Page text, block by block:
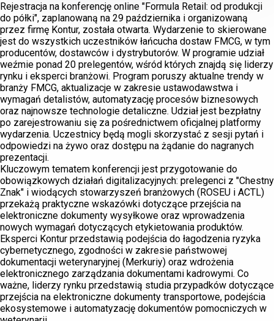
Rejestracja na konferencję online "Formula Retail: od produkcji
do półki", zaplanowaną na 29 października i organizowaną
przez firmę Kontur, została otwarta. Wydarzenie to skierowane
jest do wszystkich uczestników łańcucha dostaw FMCG, w tym
producentów, dostawców i dystrybutorów. W programie udział
weźmie ponad 20 prelegentów, wśród których znajdą się liderzy
rynku i eksperci branżowi. Program poruszy aktualne trendy w
branży FMCG, aktualizacje w zakresie ustawodawstwa i
wymagań detalistów, automatyzację procesów biznesowych
oraz najnowsze technologie detaliczne. Udział jest bezpłatny
po zarejestrowaniu się za pośrednictwem oficjalnej platformy
wydarzenia. Uczestnicy będą mogli skorzystać z sesji pytań i
odpowiedzi na żywo oraz dostępu na żądanie do nagranych
prezentacji.
Kluczowym tematem konferencji jest przygotowanie do
obowiązkowych działań digitalizacyjnych: prelegenci z "Chestny
Znak" i wiodących stowarzyszeń branżowych (ROSEU i ACTL)
przekażą praktyczne wskazówki dotyczące przejścia na
elektroniczne dokumenty wysyłkowe oraz wprowadzenia
nowych wymagań dotyczących etykietowania produktów.
Eksperci Kontur przedstawią podejścia do łagodzenia ryzyka
cybernetycznego, zgodności w zakresie państwowej
dokumentacji weterynaryjnej (Merkuriy) oraz wdrożenia
elektronicznego zarządzania dokumentami kadrowymi. Co
ważne, liderzy rynku przedstawią studia przypadków dotyczące
przejścia na elektroniczne dokumenty transportowe, podejścia
ekosystemowe i automatyzację dokumentów pomocniczych w